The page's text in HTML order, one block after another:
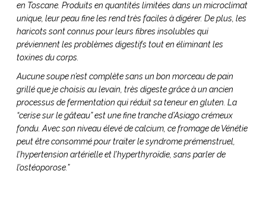
en Toscane. Produits en quantités limitées dans un microclimat
unique, leur peau fine les rend très faciles à digérer. De plus, les
haricots sont connus pour leurs fibres insolubles qui
préviennent les problèmes digestifs tout en éliminant les
toxines du corps.
Aucune soupe n’est complète sans un bon morceau de pain
grillé que je choisis au levain, très digeste grâce à un ancien
processus de fermentation qui réduit sa teneur en gluten. La
“cerise sur le gâteau” est une fine tranche d’Asiago crémeux
fondu. Avec son niveau élevé de calcium, ce fromage de Vénétie
peut être consommé pour traiter le syndrome prémenstruel,
l’hypertension artérielle et l’hyperthyroïdie, sans parler de
l’ostéoporose.”